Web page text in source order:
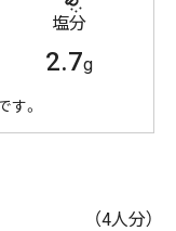
塩分
2.7g
す。
（4人分）